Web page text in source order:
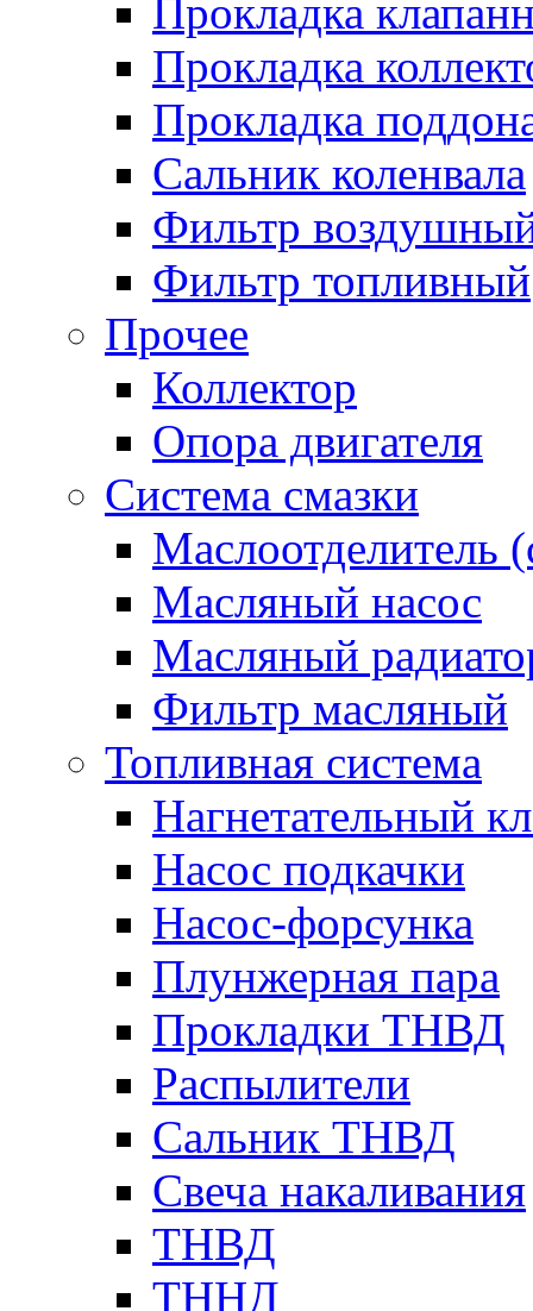
Прокладка
Прокладка
Прокладка
Сальник коленвала
Фильтр
Фильтр топливный
Прочее
Коллектор
Опора двигателя
Система смазки
Маслоотделитель
Масляный насос
Масляный
Фильтр масляный
Топливная система
Нагнетательный
Насос подкачки
Насос-форсунка
Плунжерная пара
Прокладки ТНВД
Распылители
Сальник ТНВД
Свеча накаливания
ТНВД
ТННД